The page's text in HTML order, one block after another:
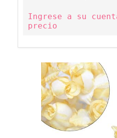
Ingrese a su
precio